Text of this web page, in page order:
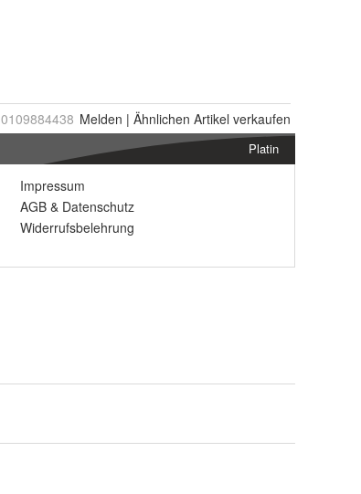
0109884438 Melden | Ähnlichen Artikel verkaufen
Platin
Impressum
AGB & Datenschutz
Widerrufsbelehrung